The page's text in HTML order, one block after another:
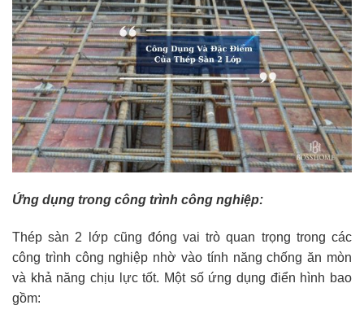
Ứng dụng trong công trình công nghiệp:
Thép sàn 2 lớp cũng đóng vai trò quan trọng trong các
công trình công nghiệp nhờ vào tính năng chống ăn mòn
và khả năng chịu lực tốt. Một số ứng dụng điển hình bao
gồm: